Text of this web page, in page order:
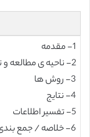
1- مقدمه
2- ناحیه ی مطالعه و تنظیمات زمین شناسی
3- روش ها
4- نتایج
5- تفسیر اطلاعات
6- خلاصه / جمع بندی